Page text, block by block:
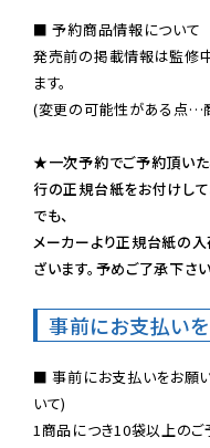
■ 予約商品情報について
発売前の掲載情報は監修
ます。
(変更の可能性がある点…
★一次予約でご予約頂いた
行の正規台紙をお付けし
でも、
メーカーより正規台紙の
ざいます。予めご了承下さい
事前にお支払い
■ 事前にお支払いをお願
いて)
1商品につき10袋以上のご